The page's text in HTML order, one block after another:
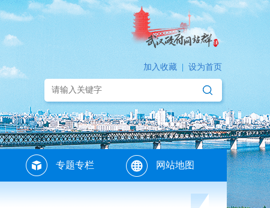
加入收藏 设为首页
专题专栏 网站地图